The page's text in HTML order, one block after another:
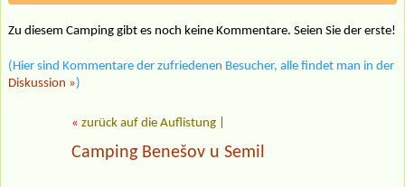
Zu diesem Camping gibt es noch keine Kommentare. Seien Sie der erste!
(Hier sind Kommentare der zufriedenen Besucher, alle findet man in der
Diskussion »)
« zurück auf die Auflistung
Camping Benešov u Semil